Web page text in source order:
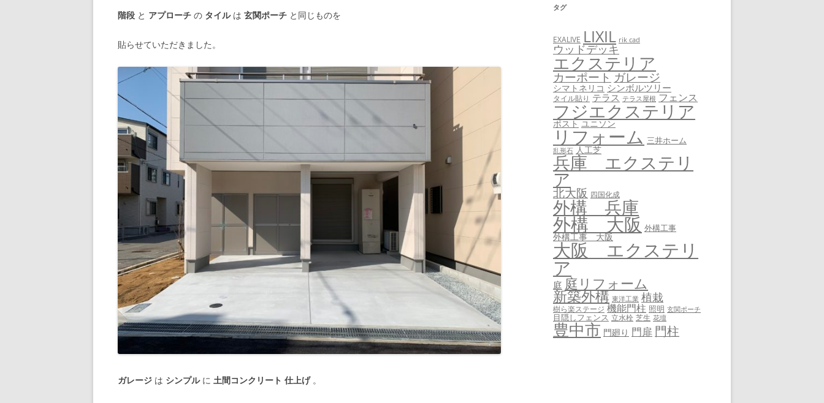
階段 と アプローチ の タイルは 玄関ポーチ と同じものを
貼らせていただきました。
ガレージ は シンプルに 土間コンクリート 仕上げ 。
タグ
EXALIVE LIXIL rik cad
ウッドデッキ
エクステリア
カーポートガレージ
シマトネリコ シンボルツリー
タイル貼り テラス テラス屋根 フェンス
フジエクステリア
ポスト ユニソン
リフォーム 三井ホーム
乱形石 人工芝
兵庫 エクステリ
ア
北大阪 四国化成
外構 兵庫
外構 大阪 外構工事
外構工事 大阪
大阪 エクステリ
ア
庭 庭リフォーム
新築外構 東洋工業 植栽
樹ら楽ステージ 機能門柱 照明 玄関ポーチ
目隠しフェンス 立水栓 芝生 花壇
豊中市 門廻り 門扉 門柱